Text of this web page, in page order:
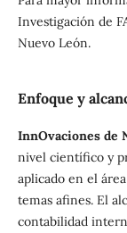
Investigación de
Nuevo León.
Enfoque y
InnOvaciones de
nivel científico y
aplicado en el
temas afines. El
contabilidad